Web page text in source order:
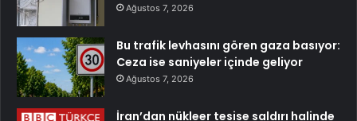
Ağustos 7, 2026
Bu trafik levhasını gören gaza basıyor:
Ceza ise saniyeler içinde geliyor
Ağustos 7, 2026
İran’dan nükleer tesise saldırı halinde